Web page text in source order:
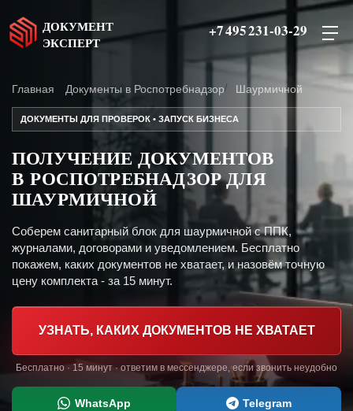
ДОКУМЕНТ
ЭКСПЕРТ
+7 495 231-03-29
Главная Документы в Роспотребнадзор Шаурмичной
ДОКУМЕНТЫ ДЛЯ ПРОВЕРОК • ЗАПУСК БИЗНЕСА
ПОЛУЧЕНИЕ ДОКУМЕНТОВ
В РОСПОТРЕБНАДЗОР ДЛЯ
ШАУРМИЧНОЙ
Соберем санитарный блок для шаурмичной с ППК,
журналами, договорами и уведомлением. Бесплатно
покажем, каких документов не хватает, и назовём точную
цену комплекта - за 15 минут.
УЗНАТЬ, КАКИХ ДОКУМЕНТОВ НЕ ХВАТАЕТ
Бесплатно · 15 минут · ответим в мессенджере, если звонить неудобно
WhatsApp Telegram